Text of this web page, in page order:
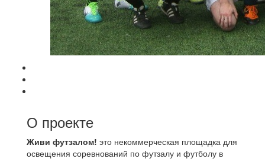
О проекте
Живи футзалом! это некоммерческая площадка для
освещения соревнований по футзалу и футболу в